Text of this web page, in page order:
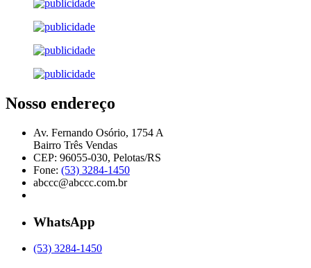
Nosso endereço
Av. Fernando Osório, 1754 A
Bairro Três Vendas
CEP: 96055-030, Pelotas/RS
Fone: (53) 3284-1450
abccc@abccc.com.br
WhatsApp
(53) 3284-1450